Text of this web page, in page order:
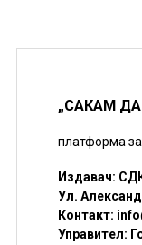
„САКАМ
платформа
Издавач:
Ул.
Контакт:
Управител: